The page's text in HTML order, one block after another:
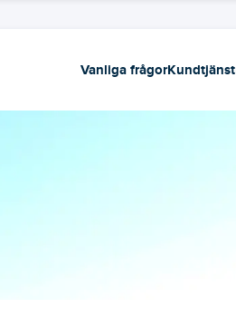
Vanliga frågorKundtjänst